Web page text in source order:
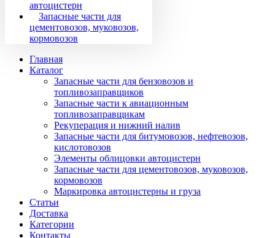
автоцистерн
Запасные части для
цементовозов, муковозов,
кормовозов
Главная
Каталог
Запасные части для бензовозов и
топливозаправщиков
Запасные части к авиационным
топливозаправщикам
Рекуперация и нижний налив
Запасные части для битумовозов, нефтевозов,
кислотовозов
Элементы облицовки автоцистерн
Запасные части для цементовозов, муковозов,
кормовозов
Маркировка автоцистерны и груза
Статьи
Доставка
Категории
Контакты